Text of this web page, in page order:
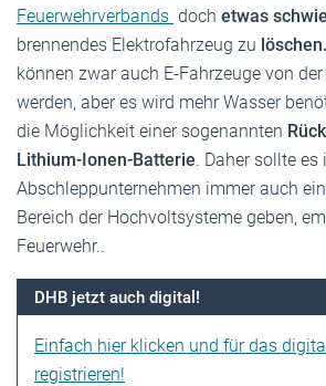
Feuerwehrverbands doch etwas
brennendes Elektrofahrzeug zu löschen.
können zwar auch E-Fahrzeuge von
werden, aber es wird mehr Wasser
die Möglichkeit einer sogenannten
Lithium-Ionen-Batterie. Daher sollte es
Abschleppunternehmen immer auch
Bereich der Hochvoltsysteme geben,
Feuerwehr..
DHB jetzt auch digital!
Einfach hier klicken und für das
registrieren!